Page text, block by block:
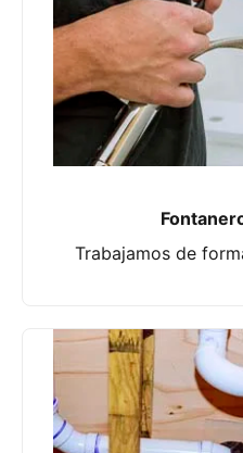
Trabajamos de